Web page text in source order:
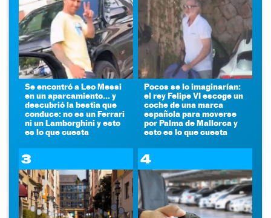
Se encontró a Leo Messi
en un aparcamiento... y
descubrió la bestia que
conduce: no es un Ferrari
ni un Lamborghini y esto
es lo que cuesta
Pocos se lo imaginarían:
el rey Felipe VI escoge un
coche de una marca
española para moverse
por Palma de Mallorca y
esto es lo que cuesta
3 4